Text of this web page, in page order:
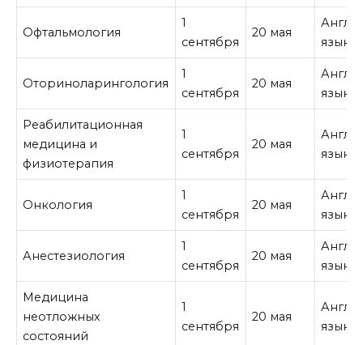
Офтальмология
1
сентября
20 мая
язык
Оториноларингология
1
сентября
20 мая
язык
Реабилитационная
медицина и
физиотерапия
1
сентября
20 мая
язык
Онкология
1
сентября
20 мая
язык
Анестезиология
1
сентября
20 мая
язык
Медицина
неотложных
состояний
1
сентября
20 мая
язык